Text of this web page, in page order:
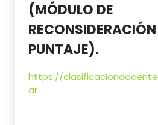
(MÓDULO DE
RECONSIDERACIÓN
PUNTAJE).
https://
ar